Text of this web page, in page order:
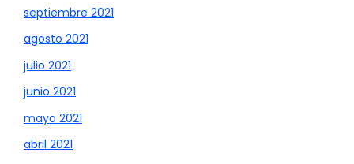
septiembre 2021
agosto 2021
julio 2021
junio 2021
mayo 2021
abril 2021